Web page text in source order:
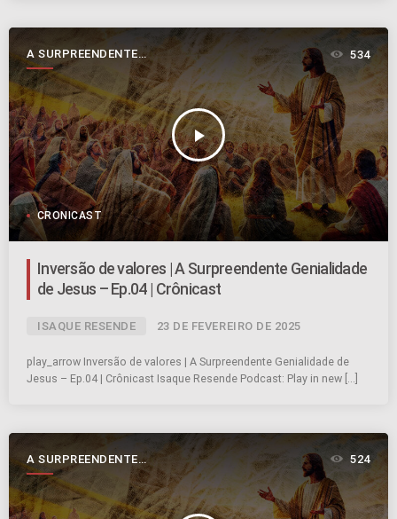
A SURPREENDENTE
GENIALIDADE DE JESUS
play_arrow
534
CRONICAST
Inversão de valores | A Surpreendente Genialidade
de Jesus – Ep.04 | Crônicast
ISAQUE RESENDE 23 DE FEVEREIRO DE 2025
play_arrow Inversão de valores | A Surpreendente Genialidade de
Jesus – Ep.04 | Crônicast Isaque Resende Podcast: Play in new […]
A SURPREENDENTE
GENIALIDADE DE JESUS
524